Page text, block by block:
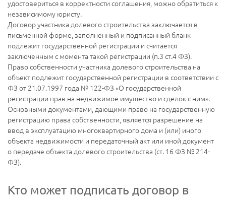
удостовериться в корректности соглашения, можно обратиться к
независимому юристу.
Договор участника долевого строительства заключается в
письменной форме, заполненный и подписанный бланк
подлежит государственной регистрации и считается
заключенным с момента такой регистрации (п.3 ст.4 ФЗ).
Право собственности участника долевого строительства на
объект подлежит государственной регистрации в соответствии с
ФЗ от 21.07.1997 года № 122-ФЗ «О государственной
регистрации прав на недвижимое имущество и сделок с ним».
Основными документами, дающими право на государственную
регистрацию права собственности, является разрешение на
ввод в эксплуатацию многоквартирного дома и (или) иного
объекта недвижимости и передаточный акт или иной документ
о передаче объекта долевого строительства (ст. 16 ФЗ № 214-
ФЗ).
Кто может подписать договор в